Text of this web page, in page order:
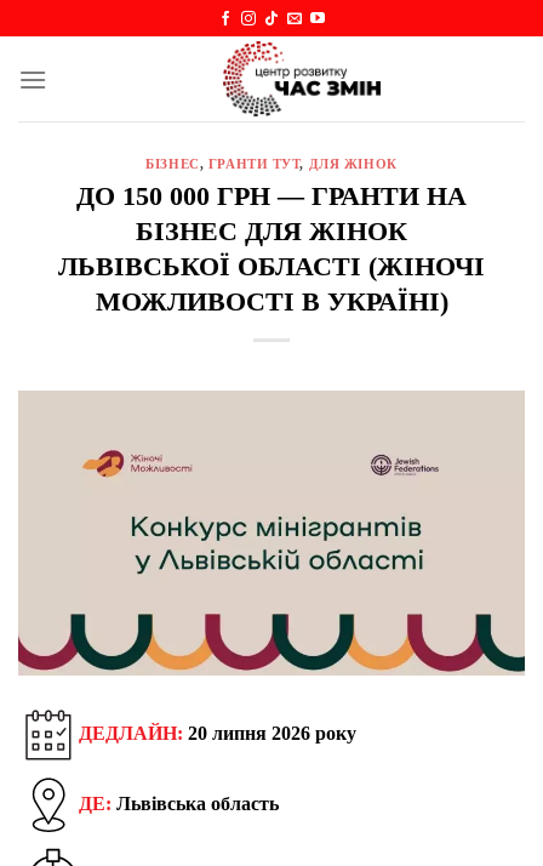
content
БІЗНЕС, ГРАНТИ ТУТ, ДЛЯ ЖІНОК
ДО 150 000 ГРН — ГРАНТИ НА
БІЗНЕС ДЛЯ ЖІНОК
ЛЬВІВСЬКОЇ ОБЛАСТІ (ЖІНОЧІ
МОЖЛИВОСТІ В УКРАЇНІ)
ДЕДЛАЙН: 20 липня 2026 року
ДЕ: Львівська область